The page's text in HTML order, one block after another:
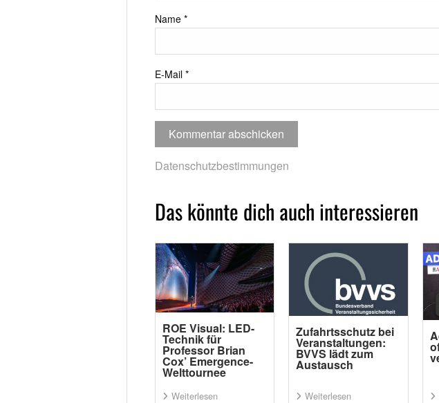
Name *
E-Mail *
Datenschutzbestimmungen
Das könnte dich auch interessieren
ROE Visual: LED-
Technik für
Professor Brian
Cox’ Emergence-
Welttournee
Weiterlesen
Zufahrtsschutz bei
Veranstaltungen:
BVVS lädt zum
Austausch
Weiterlesen